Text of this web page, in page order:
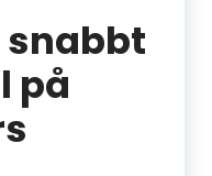
snabbt
på